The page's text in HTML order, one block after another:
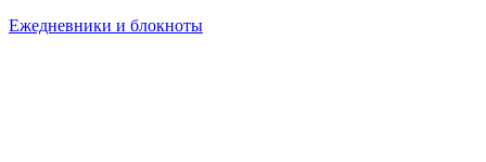
Ежедневники и блокноты